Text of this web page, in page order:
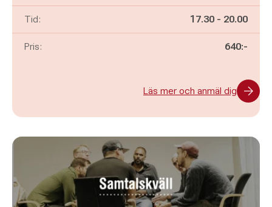
Tid: Pågår mellan
17.30 - och
20.00
Pris: 640:-
Läs mer och anmäl dig